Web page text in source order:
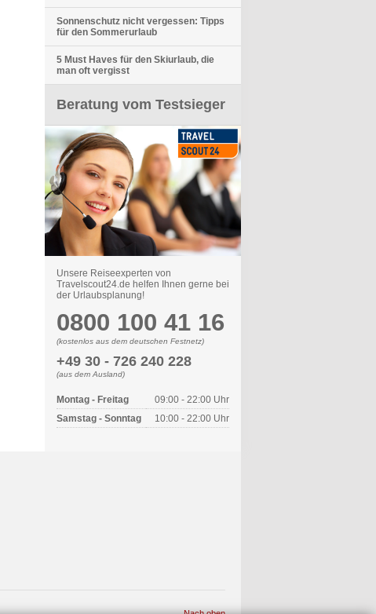
Sonnenschutz nicht vergessen: Tipps
für den Sommerurlaub
5 Must Haves für den Skiurlaub, die
man oft vergisst
Beratung vom Testsieger
Unsere Reiseexperten von
Travelscout24.de helfen Ihnen gerne bei
der Urlaubsplanung!
0800 100 41 16
(kostenlos aus dem deutschen Festnetz)
+49 30 - 726 240 228
(aus dem Ausland)
Montag - Freitag
09:00 - 22:00 Uhr
Samstag - Sonntag
10:00 - 22:00 Uhr